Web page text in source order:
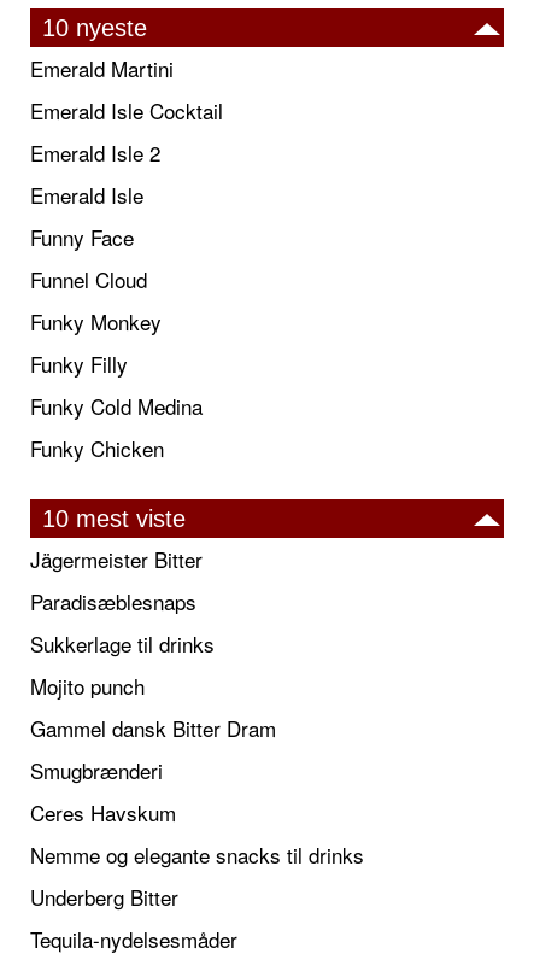
10 nyeste
Emerald Martini
Emerald Isle Cocktail
Emerald Isle 2
Emerald Isle
Funny Face
Funnel Cloud
Funky Monkey
Funky Filly
Funky Cold Medina
Funky Chicken
10 mest viste
Jägermeister Bitter
Paradisæblesnaps
Sukkerlage til drinks
Mojito punch
Gammel dansk Bitter Dram
Smugbrænderi
Ceres Havskum
Nemme og elegante snacks til drinks
Underberg Bitter
Tequila-nydelsesmåder